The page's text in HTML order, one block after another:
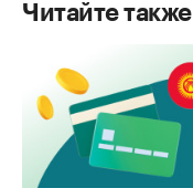
Читайте также